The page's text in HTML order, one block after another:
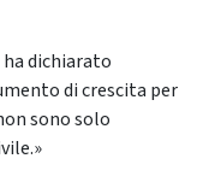
dichiarato
di crescita per
sono solo